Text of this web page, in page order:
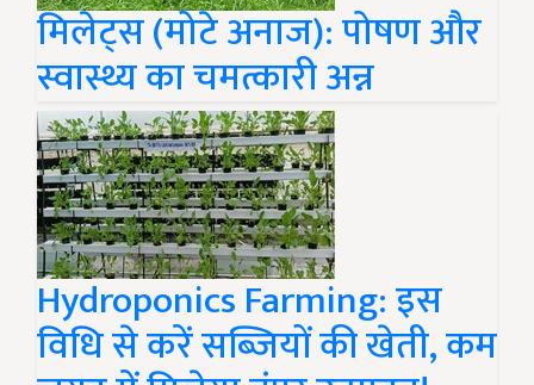
मिलेट्स (मोटे अनाज): पोषण और
स्वास्थ्य का चमत्कारी अन्न
Hydroponics Farming: इस
विधि से करें सब्जियों की खेती, कम